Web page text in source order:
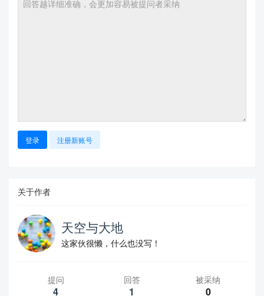
        {\global\let\date\@empty}%
    subsection={
        format=\cusongti\zihao{-4}\bfseries,
    },
}
\renewcommand\@seccntformat[1]{
    {\csname the#1\endcsname}\hspace{0.5em}}
登录 注册新账号
关于作者
天空与大地
这家伙很懒，什么也没写！
提问
4
回答
1
被采纳
0